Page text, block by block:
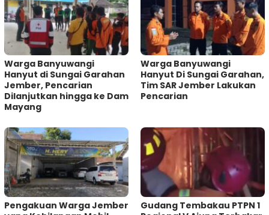
Warga Banyuwangi
Hanyut di Sungai Garahan
Jember, Pencarian
Dilanjutkan hingga ke Dam
Mayang
Warga Banyuwangi
Hanyut Di Sungai Garahan,
Tim SAR Jember Lakukan
Pencarian
Pengakuan Warga Jember
Gudang Tembakau PTPN 1